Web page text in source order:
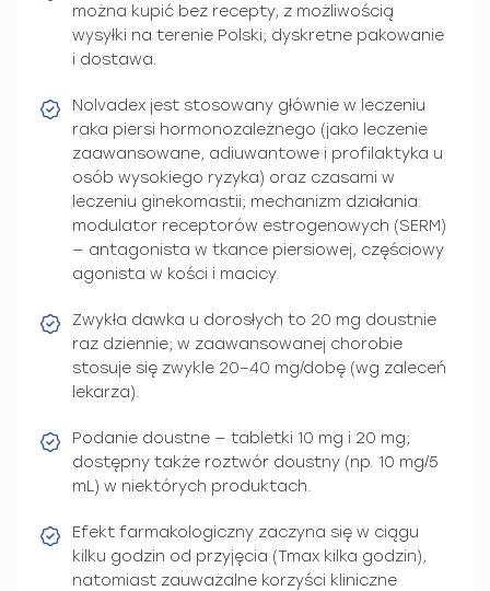
można kupić bez recepty, z możliwością
wysyłki na terenie Polski; dyskretne pakowanie
i dostawa.
Nolvadex jest stosowany głównie w leczeniu
raka piersi hormonozależnego (jako leczenie
zaawansowane, adiuwantowe i profilaktyka u
osób wysokiego ryzyka) oraz czasami w
leczeniu ginekomastii; mechanizm działania:
modulator receptorów estrogenowych (SERM)
— antagonista w tkance piersiowej, częściowy
agonista w kości i macicy.
Zwykła dawka u dorosłych to 20 mg doustnie
raz dziennie; w zaawansowanej chorobie
stosuje się zwykle 20–40 mg/dobę (wg zaleceń
lekarza).
Podanie doustne — tabletki 10 mg i 20 mg;
dostępny także roztwór doustny (np. 10 mg/5
mL) w niektórych produktach.
Efekt farmakologiczny zaczyna się w ciągu
kilku godzin od przyjęcia (Tmax kilka godzin),
natomiast zauważalne korzyści kliniczne